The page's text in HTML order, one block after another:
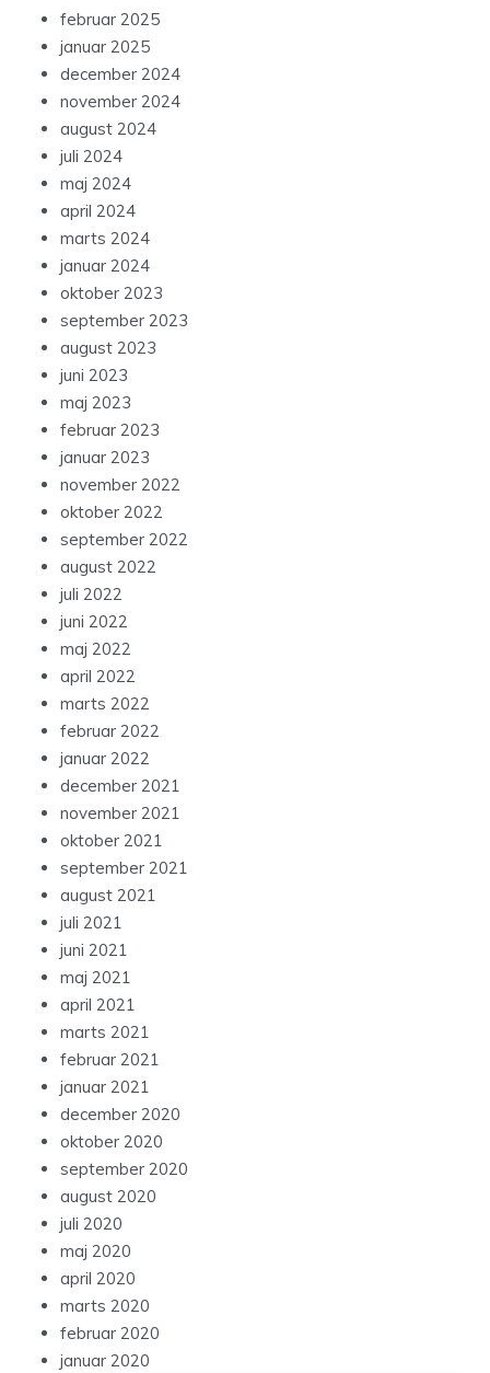
februar 2025
januar 2025
december 2024
november 2024
august 2024
juli 2024
maj 2024
april 2024
marts 2024
januar 2024
oktober 2023
september 2023
august 2023
juni 2023
maj 2023
februar 2023
januar 2023
november 2022
oktober 2022
september 2022
august 2022
juli 2022
juni 2022
maj 2022
april 2022
marts 2022
februar 2022
januar 2022
december 2021
november 2021
oktober 2021
september 2021
august 2021
juli 2021
juni 2021
maj 2021
april 2021
marts 2021
februar 2021
januar 2021
december 2020
oktober 2020
september 2020
august 2020
juli 2020
maj 2020
april 2020
marts 2020
februar 2020
januar 2020